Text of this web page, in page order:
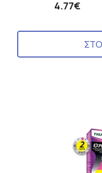
4.77€